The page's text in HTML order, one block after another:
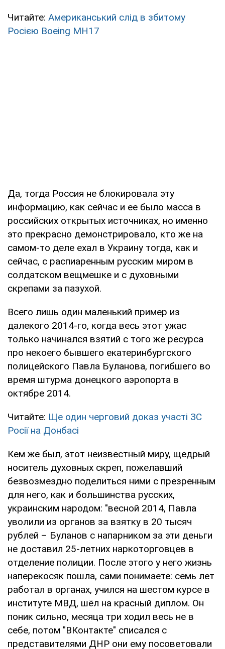
Читайте: Американський слід в збитому
Росією Boeing MH17
Да, тогда Россия не блокировала эту
информацию, как сейчас и ее было масса в
российских открытых источниках, но именно
это прекрасно демонстрировало, кто же на
самом-то деле ехал в Украину тогда, как и
сейчас, с распиаренным русским миром в
солдатском вещмешке и с духовными
скрепами за пазухой.
Всего лишь один маленький пример из
далекого 2014-го, когда весь этот ужас
только начинался взятий с того же ресурса
про некоего бывшего екатеринбургского
полицейского Павла Буланова, погибшего во
время штурма донецкого аэропорта в
октябре 2014.
Читайте: Ще один черговий доказ участі ЗС
Росії на Донбасі
Кем же был, этот неизвестный миру, щедрый
носитель духовных скреп, пожелавший
безвозмездно поделиться ними с презренным
для него, как и большинства русских,
украинским народом: "весной 2014, Павла
уволили из органов за взятку в 20 тысяч
рублей – Буланов с напарником за эти деньги
не доставил 25-летних наркоторговцев в
отделение полиции. После этого у него жизнь
наперекосяк пошла, сами понимаете: семь лет
работал в органах, учился на шестом курсе в
институте МВД, шёл на красный диплом. Он
поник сильно, месяца три ходил весь не в
себе, потом "ВКонтакте" списался с
представителями ДНР они ему посоветовали